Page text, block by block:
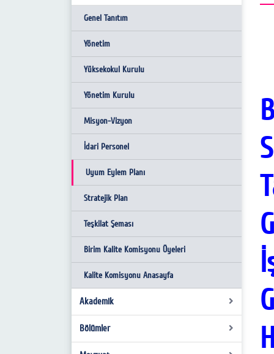
Genel Tanıtım
Yönetim
Yüksekokul Kurulu
Yönetim Kurulu
Misyon-Vizyon
İdari Personel
Uyum Eylem Planı
Stratejik Plan
Teşkilat Şeması
Birim Kalite Komisyonu Üyeleri
Kalite Komisyonu Anasayfa
Akademik
Akademik Kadro
Bölümler